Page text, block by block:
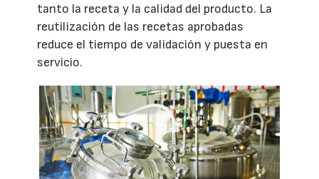
tanto la receta y la calidad del producto. La
reutilización de las recetas aprobadas
reduce el tiempo de validación y puesta en
servicio.